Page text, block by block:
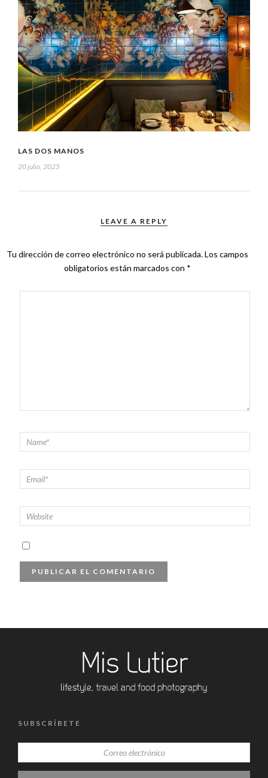
LAS DOS MANOS
20 julio, 2025
LEAVE A REPLY
Tu dirección de correo electrónico no será publicada.Los campos
obligatorios están marcados con *
SUBSCRÍBETE